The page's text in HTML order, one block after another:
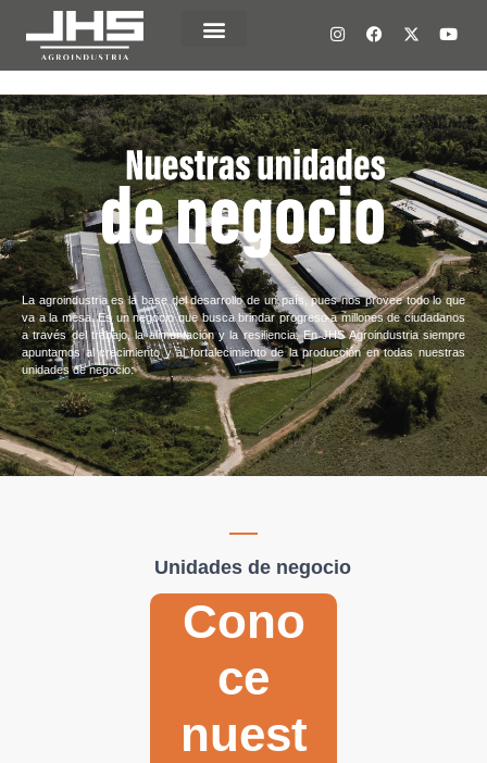
La agroindustria es la base del desarrollo de un país, pues nos provee todo lo que
va a la mesa. Es un negocio que busca brindar progreso a millones de ciudadanos
a través del trabajo, la alimentación y la resiliencia. En JHS Agroindustria siempre
apuntamos al crecimiento y al fortalecimiento de la producción en todas nuestras
unidades de negocio:
Unidades de negocio
Cono
ce
nuest